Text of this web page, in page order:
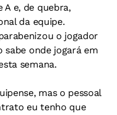
A e, de quebra,
da equipe.
o jogador
sabe onde jogará em
semana.
mas o pessoal
eu tenho que